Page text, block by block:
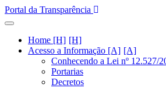
Portal da Transparência
Home [H]
Acesso a Informação [A]
Conhecendo a Lei nº 12.527/
Portarias
Decretos